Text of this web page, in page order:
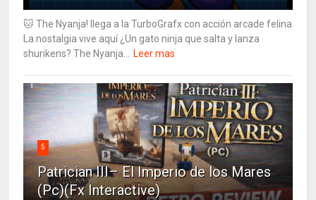
🐱 The Nyanja! llega a la TurboGrafx con acción arcade felina
La nostalgia vive aquí ¿Un gato ninja que salta y lanza
shurikens? The Nyanja... Leer mas
5
Patrician III– El Imperio de los Mares
(Pc)(Fx Interactive)